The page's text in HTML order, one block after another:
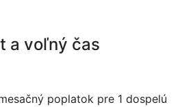
a voľný čas
poplatok pre 1 dospelú